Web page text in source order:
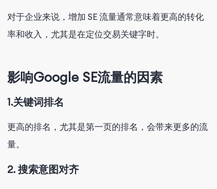
对于企业来说，增加 SE 流量通常意味着更高的转化
率和收入，尤其是在定位交易关键字时。
影响Google SE流量的因素
1.关键词排名
更高的排名，尤其是第一页的排名，会带来更多的流
量。
2. 搜索意图对齐